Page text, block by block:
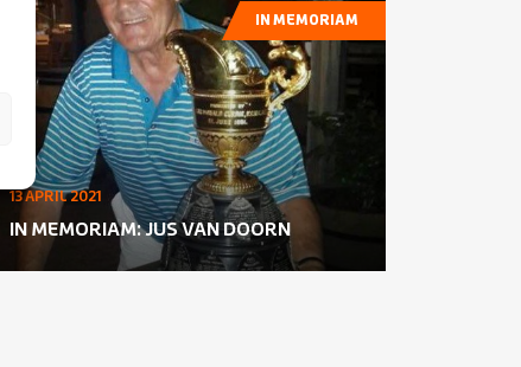
13 APRIL 2021
IN MEMORIAM: JUS VAN DOORN
IN MEMORIAM